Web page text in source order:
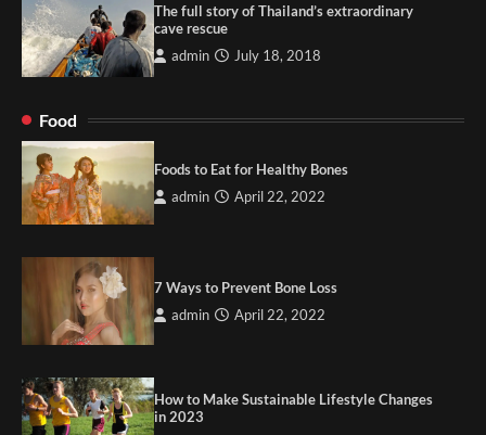
The full story of Thailand’s extraordinary
cave rescue
admin July 18, 2018
Food
Foods to Eat for Healthy Bones
admin April 22, 2022
7 Ways to Prevent Bone Loss
admin April 22, 2022
How to Make Sustainable Lifestyle Changes
in 2023